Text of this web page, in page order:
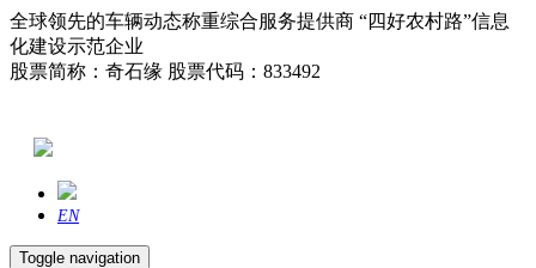
全球领先的车辆动态称重综合服务提供商 “四好农村路”信息
化建设示范企业
股票简称：奇石缘 股票代码：833492
EN
Toggle navigation